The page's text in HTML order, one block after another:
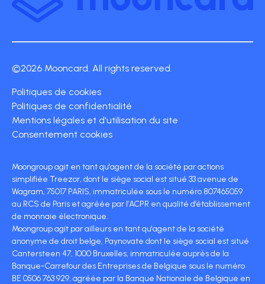
©2026 Mooncard. All rights reserved.
Politiques de cookies
Politiques de confidentialité
Mentions légales et d'utilisation du site
Consentement cookies
Moongroup agit en tant qu'agent de la société par actions
simplifiée Treezor, dont le siège social est situé 33 avenue de
Wagram, 75017 PARIS, immatriculée sous le numéro 807465059
au RCS de Paris et agréée par l’ACPR en qualité d’établissement
de monnaie électronique.
Moongroup agit par ailleurs en tant qu'agent de la société
anonyme de droit belge, Paynovate dont le siège social est situé
Cantersteen 47, 1000 Bruxelles, immatriculée auprès de la
Banque-Carrefour des Entreprises de Belgique sous le numéro
BE 0506 763 929, agréée par la Banque Nationale de Belgique en